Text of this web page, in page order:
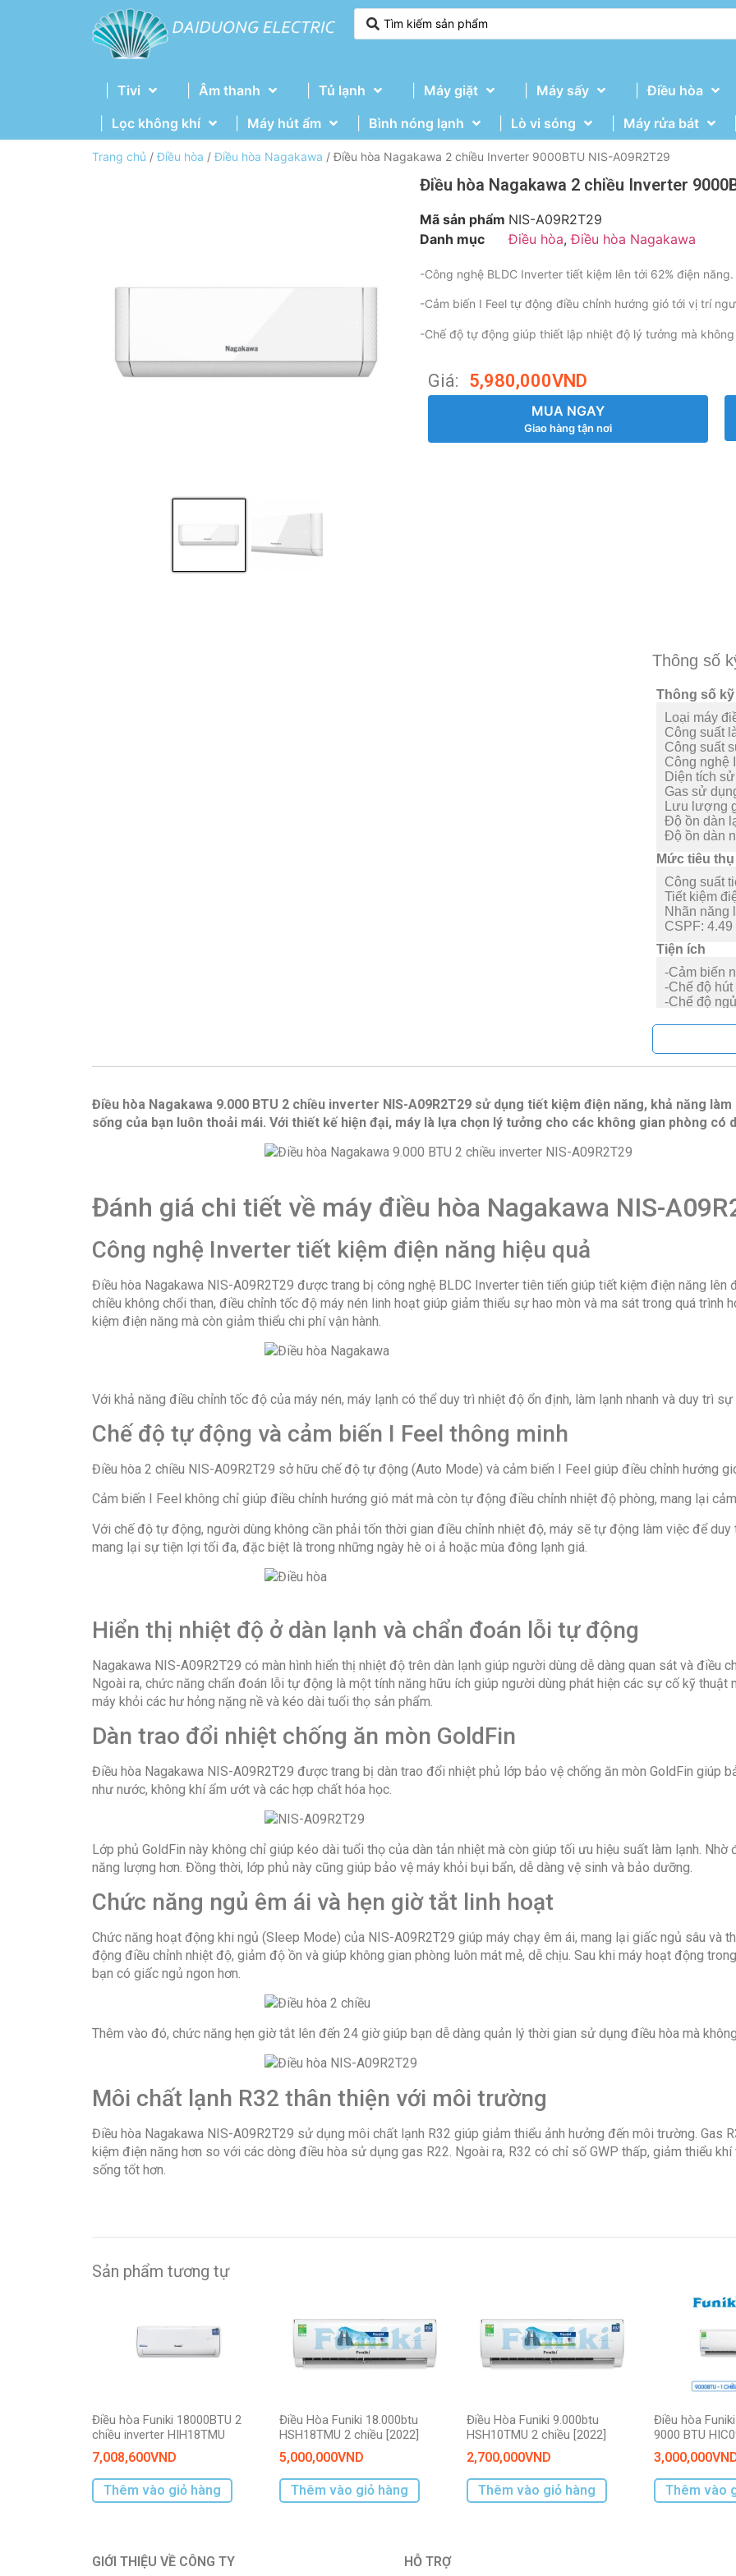
Tivi Âm thanh Tủ lạnh Máy giặt Máy sấy Điều hòa
Lọc không khí
Máy hút ẩm Bình nóng lạnh Lò vi sóng Máy rửa bát
Trang chủ /Điều hòa /Điều hòa Nagakawa / Điều hòa Nagakawa 2 chiều Inverter 9000BTU NIS-A09R2T29
Điều hòa Nagakawa 2 chiều Inverter
Mã sản phẩm NIS-A09R2T29
Danh mục
Điều hòa,Điều hòa Nagakawa
-Công nghệ BLDC Inverter tiết kiệm lên tới 62% điện năng.
-Cảm biến I Feel tự động điều chỉnh hướng gió tới vị trí
-Chế độ tự động giúp thiết lập nhiệt độ lý tưởng mà
Giá: 5,980,000VND
MUA NGAY
Giao hàng tận nơi
Thông số
Thông số
Loại máy
Công suất
Công suất
Công nghệ
Diện tích
Gas sử
Lưu lượng
Độ ồn dàn
Độ ồn dàn
Mức tiêu
Công suất
Tiết kiệm
Nhãn năng
CSPF: 4.49
Tiện ích
-Cảm biến
-Chế độ hút
-Chế độ
-Hẹn giờ
-Màn hình
Thông số
Kích thước
cao x sâu)
Khối lượng
Khối lượng
Chiều dài
Xuất xứ &
Điều hòa Nagakawa 9.000 BTU 2 chiều inverter NIS-A09R2T29 sử dụng tiết kiệm điện năng, khả năng
sống của bạn luôn thoải mái. Với thiết kế hiện đại, máy là lựa chọn lý tưởng cho các không gian phòng có
Đánh giá chi tiết về máy điều hòa Nagakawa NIS-
Công nghệ Inverter tiết kiệm điện năng hiệu quả
Điều hòa Nagakawa NIS-A09R2T29 được trang bị công nghệ BLDC Inverter tiên tiến giúp tiết kiệm điện năng lên
chiều không chổi than, điều chỉnh tốc độ máy nén linh hoạt giúp giảm thiểu sự hao mòn và ma sát trong quá trình
kiệm điện năng mà còn giảm thiểu chi phí vận hành.
Với khả năng điều chỉnh tốc độ của máy nén, máy lạnh có thể duy trì nhiệt độ ổn định, làm lạnh nhanh và duy trì
Chế độ tự động và cảm biến I Feel thông minh
Điều hòa 2 chiều NIS-A09R2T29 sở hữu chế độ tự động (Auto Mode) và cảm biến I Feel giúp điều chỉnh hướng
Cảm biến I Feel không chỉ giúp điều chỉnh hướng gió mát mà còn tự động điều chỉnh nhiệt độ phòng, mang lại
Với chế độ tự động, người dùng không cần phải tốn thời gian điều chỉnh nhiệt độ, máy sẽ tự động làm việc để
mang lại sự tiện lợi tối đa, đặc biệt là trong những ngày hè oi ả hoặc mùa đông lạnh giá.
Hiển thị nhiệt độ ở dàn lạnh và chẩn đoán lỗi tự động
Nagakawa NIS-A09R2T29 có màn hình hiển thị nhiệt độ trên dàn lạnh giúp người dùng dễ dàng quan sát và điều
Ngoài ra, chức năng chẩn đoán lỗi tự động là một tính năng hữu ích giúp người dùng phát hiện các sự cố kỹ thuật
máy khỏi các hư hỏng nặng nề và kéo dài tuổi thọ sản phẩm.
Dàn trao đổi nhiệt chống ăn mòn GoldFin
Điều hòa Nagakawa NIS-A09R2T29 được trang bị dàn trao đổi nhiệt phủ lớp bảo vệ chống ăn mòn GoldFin giúp
như nước, không khí ẩm ướt và các hợp chất hóa học.
Lớp phủ GoldFin này không chỉ giúp kéo dài tuổi thọ của dàn tản nhiệt mà còn giúp tối ưu hiệu suất làm lạnh.
năng lượng hơn. Đồng thời, lớp phủ này cũng giúp bảo vệ máy khỏi bụi bẩn, dễ dàng vệ sinh và bảo dưỡng.
Chức năng ngủ êm ái và hẹn giờ tắt linh hoạt
Chức năng hoạt động khi ngủ (Sleep Mode) của NIS-A09R2T29 giúp máy chạy êm ái, mang lại giấc ngủ sâu và
động điều chỉnh nhiệt độ, giảm độ ồn và giúp không gian phòng luôn mát mẻ, dễ chịu. Sau khi máy hoạt động
bạn có giấc ngủ ngon hơn.
Thêm vào đó, chức năng hẹn giờ tắt lên đến 24 giờ giúp bạn dễ dàng quản lý thời gian sử dụng điều hòa mà
Môi chất lạnh R32 thân thiện với môi trường
Điều hòa Nagakawa NIS-A09R2T29 sử dụng môi chất lạnh R32 giúp giảm thiểu ảnh hưởng đến môi trường. Gas
kiệm điện năng hơn so với các dòng điều hòa sử dụng gas R22. Ngoài ra, R32 có chỉ số GWP thấp, giảm thiểu
sống tốt hơn.
Sản phẩm tương tự
Điều hòa Funiki 18000BTU 2
chiều inverter HIH18TMU
7,008,600VND
Thêm vào giỏ hàng
Điều Hòa Funiki 18.000btu
HSH18TMU 2 chiều [2022]
5,000,000VND
Thêm vào giỏ hàng
Điều Hòa Funiki 9.000btu
HSH10TMU 2 chiều [2022]
2,700,000VND
Thêm vào giỏ hàng
Điều hòa
9000 BTU
3,000,000
Thêm vào
GIỚI THIỆU VỀ CÔNG TY HỖ TRỢ